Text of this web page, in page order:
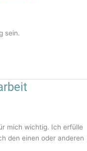
sein.
mich wichtig. Ich erfülle
den einen oder anderen